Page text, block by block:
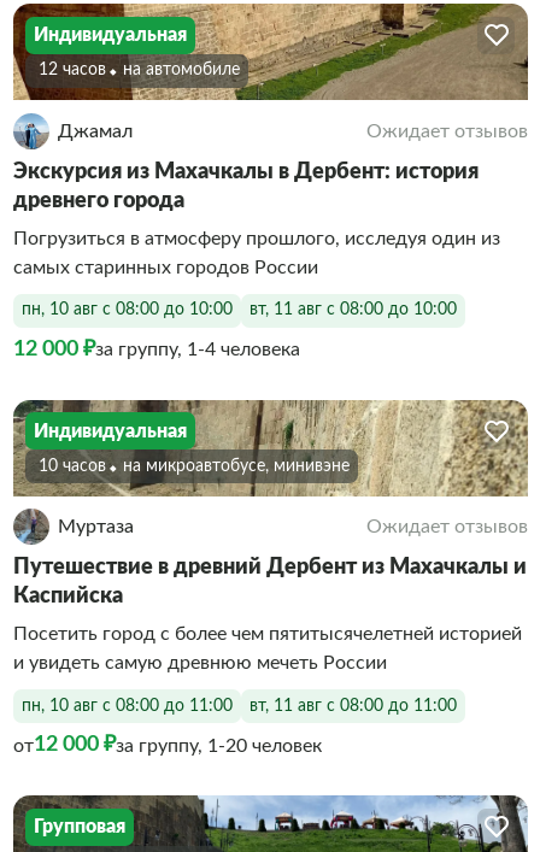
Индивидуальная
12 часов На автомобиле
Джамал Ожидает отзывов
Экскурсия из Махачкалы в Дербент: история
древнего города
Погрузиться в атмосферу прошлого, исследуя один из
самых старинных городов России
пн, 10 авг с 08:00 до 10:00 вт, 11 авг с 08:00 до 10:00
12 000 ₽за группу, 1-4 человека
Индивидуальная
10 часов На микроавтобусе, минивэне
Муртаза Ожидает отзывов
Путешествие в древний Дербент из Махачкалы и
Каспийска
Посетить город с более чем пятитысячелетней историей
и увидеть самую древнюю мечеть России
пн, 10 авг с 08:00 до 11:00 вт, 11 авг с 08:00 до 11:00
от12 000 ₽за группу, 1-20 человек
Групповая